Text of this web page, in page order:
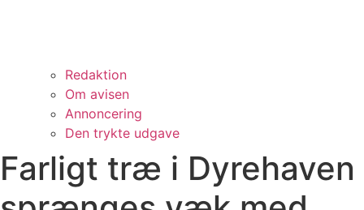
Redaktion
Om avisen
Annoncering
Den trykte udgave
Farligt træ i Dyrehaven